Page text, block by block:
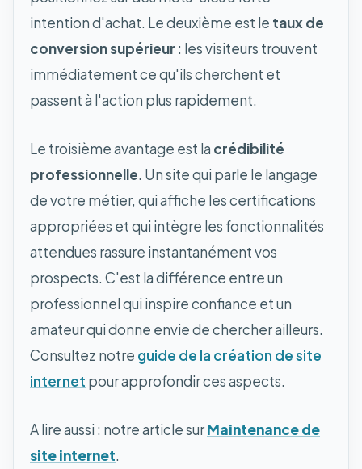
intention d'achat. Le deuxième est le taux de
conversion supérieur : les visiteurs trouvent
immédiatement ce qu'ils cherchent et
passent à l'action plus rapidement.
Le troisième avantage est la crédibilité
professionnelle. Un site qui parle le langage
de votre métier, qui affiche les certifications
appropriées et qui intègre les fonctionnalités
attendues rassure instantanément vos
prospects. C'est la différence entre un
professionnel qui inspire confiance et un
amateur qui donne envie de chercher ailleurs.
Consultez notre guide de la création de site
internet pour approfondir ces aspects.
A lire aussi : notre article surMaintenance de
site internet.